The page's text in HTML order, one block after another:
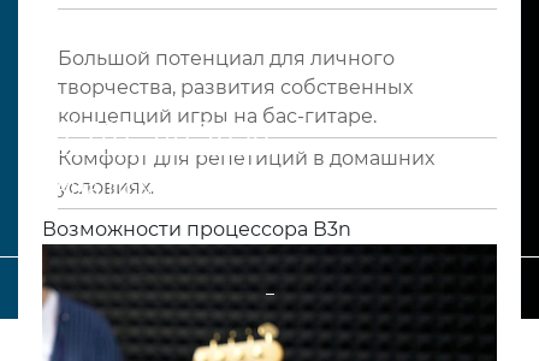
Большой потенциал для личного
творчества, развития собственных
концепций игры на бас-гитаре.
Комфорт для репетиций в домашних
условиях.
Возможности процессора В3n
+7 707 916 9050
Нужна помощь?
_